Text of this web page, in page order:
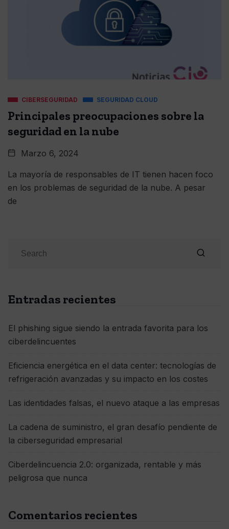
CIBERSEGURIDAD SEGURIDAD CLOUD
Principales preocupaciones sobre la
seguridad en la nube
Marzo 6, 2024
La mayoría de responsables de IT tienen hacen foco
en los problemas de seguridad de la nube. A pesar
de
Entradas recientes
El phishing sigue siendo la entrada favorita para los
ciberdelincuentes
Eficiencia energética en el data center: tecnologías de
refrigeración avanzadas y su impacto en los costes
Las identidades falsas, el nuevo ataque a las empresas
La cadena de suministro, el gran desafío pendiente de
la ciberseguridad empresarial
Ciberdelincuencia 2.0: organizada, rentable y más
peligrosa que nunca
Comentarios recientes